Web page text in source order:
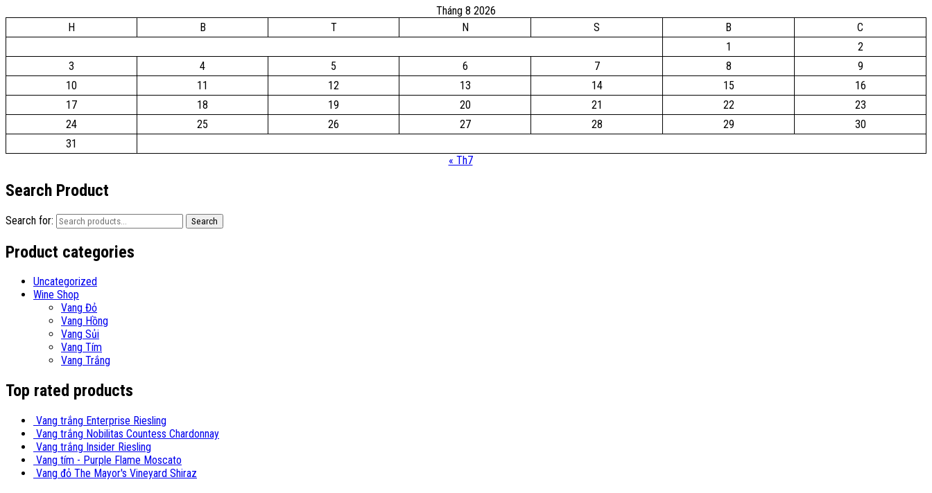
Tháng 8 2026
H
B T N S B
C
1
2
3
4 5 6 7 8
9
10
11 12 13 14 15
16
17
18 19 20 21 22
23
24
25 26 27 28 29
30
31
« Th7
Search Product
Search for: Search
Product categories
Uncategorized
Wine Shop
Vang Đỏ
Vang Hồng
Vang Sủi
Vang Tím
Vang Trắng
Top rated products
Vang trắng Enterprise Riesling
Vang trắng Nobilitas Countess Chardonnay
Vang trắng Insider Riesling
Vang tím - Purple Flame Moscato
Vang đỏ The Mayor's Vineyard Shiraz